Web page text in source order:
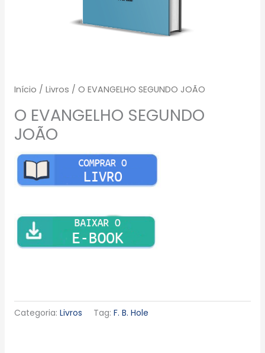
Início / Livros / O EVANGELHO SEGUNDO JOÃO
O EVANGELHO SEGUNDO
JOÃO
Categoria: Livros Tag: F. B. Hole